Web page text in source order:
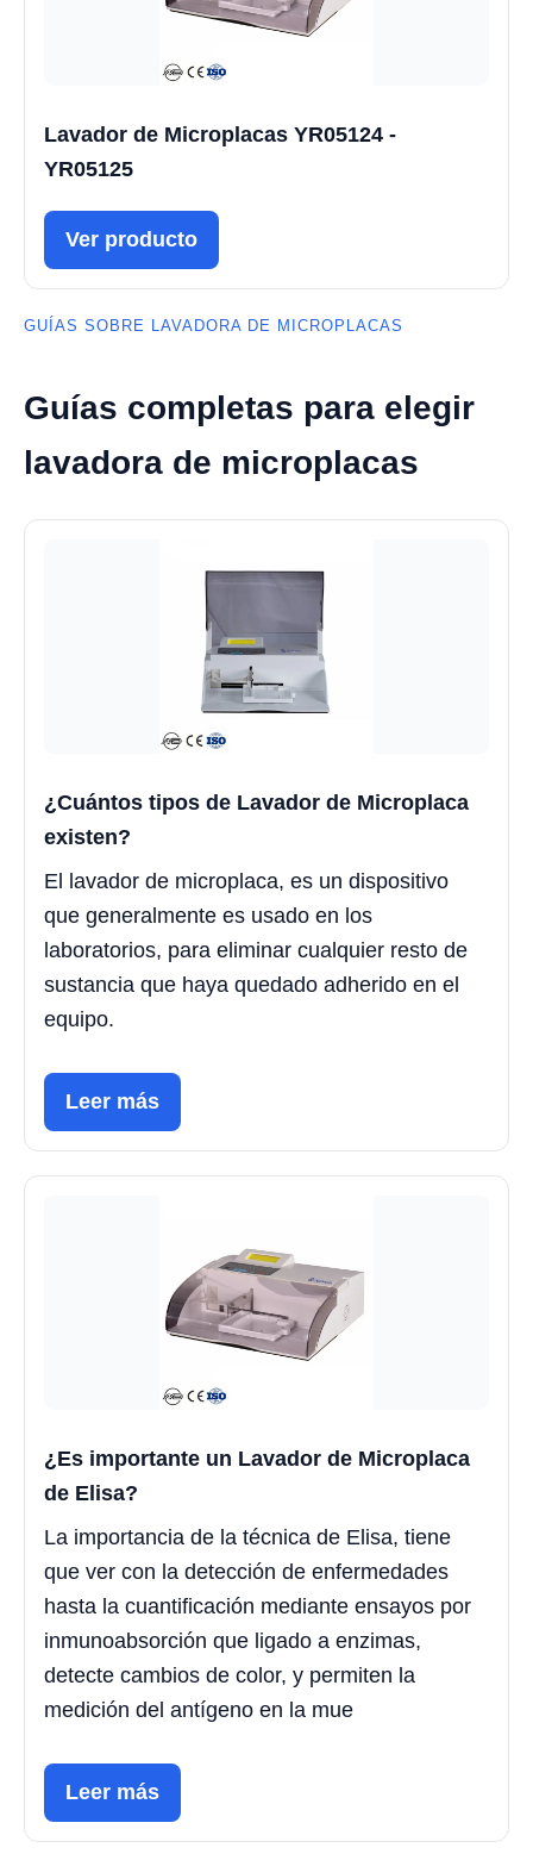
Lavador de Microplacas YR05124 -
YR05125
Ver producto
GUÍAS SOBRE LAVADORA DE MICROPLACAS
Guías completas para elegir
lavadora de microplacas
¿Cuántos tipos de Lavador de Microplaca
existen?
El lavador de microplaca, es un dispositivo
que generalmente es usado en los
laboratorios, para eliminar cualquier resto de
sustancia que haya quedado adherido en el
equipo.
Leer más
¿Es importante un Lavador de Microplaca
de Elisa?
La importancia de la técnica de Elisa, tiene
que ver con la detección de enfermedades
hasta la cuantificación mediante ensayos por
inmunoabsorción que ligado a enzimas,
detecte cambios de color, y permiten la
medición del antígeno en la mue
Leer más